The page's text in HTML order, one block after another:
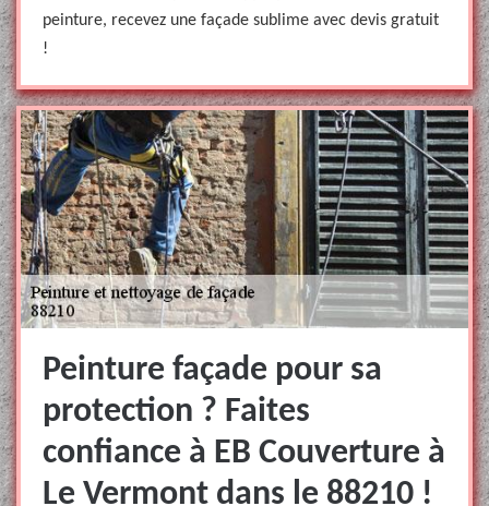
peinture, recevez une façade sublime avec devis gratuit
!
Peinture façade pour sa
protection ? Faites
confiance à EB Couverture à
Le Vermont dans le 88210 !